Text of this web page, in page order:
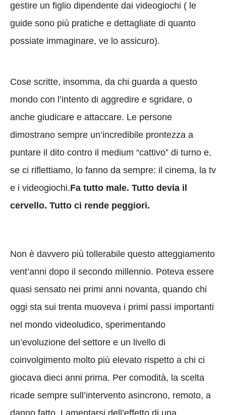
gestire un figlio dipendente dai videogiochi ( le
guide sono più pratiche e dettagliate di quanto
possiate immaginare, ve lo assicuro).
Cose scritte, insomma, da chi guarda a questo
mondo con l’intento di aggredire e sgridare, o
anche giudicare e attaccare. Le persone
dimostrano sempre un’incredibile prontezza a
puntare il dito contro il medium “cattivo” di turno e,
se ci riflettiamo, lo fanno da sempre: il cinema, la tv
e i videogiochi.Fa tutto male. Tutto devia il
cervello. Tutto ci rende peggiori.
Non è davvero più tollerabile questo atteggiamento
vent’anni dopo il secondo millennio. Poteva essere
quasi sensato nei primi anni novanta, quando chi
oggi sta sui trenta muoveva i primi passi importanti
nel mondo videoludico, sperimentando
un’evoluzione del settore e un livello di
coinvolgimento molto più elevato rispetto a chi ci
giocava dieci anni prima. Per comodità, la scelta
ricade sempre sull’intervento asincrono, remoto, a